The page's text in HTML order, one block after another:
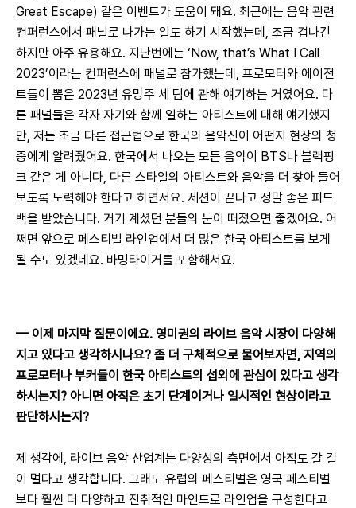
Great Escape) 같은 이벤트가 도움이 돼요. 최근에는 음악 관련
컨퍼런스에서 패널로 나가는 일도 하기 시작했는데, 조금 겁나긴
하지만 아주 유용해요. 지난번에는 ‘Now, that’s What I Call
2023’이라는 컨퍼런스에 패널로 참가했는데, 프로모터와 에이전
트들이 뽑은 2023년 유망주 세 팀에 관해 얘기하는 거였어요. 다
른 패널들은 각자 자기와 함께 일하는 아티스트에 대해 얘기했지
만, 저는 조금 다른 접근법으로 한국의 음악신이 어떤지 현장의 청
중에게 알려줬어요. 한국에서 나오는 모든 음악이 BTS나 블랙핑
크 같은 게 아니다, 다른 스타일의 아티스트와 음악을 더 찾아 들어
보도록 노력해야 한다고 하면서요. 세션이 끝나고 정말 좋은 피드
백을 받았습니다. 거기 계셨던 분들의 눈이 떠졌으면 좋겠어요. 어
쩌면 앞으로 페스티벌 라인업에서 더 많은 한국 아티스트를 보게
될 수도 있겠네요. 바밍타이거를 포함해서요.
— 이제 마지막 질문이에요. 영미권의 라이브 음악 시장이 다양해
지고 있다고 생각하시나요? 좀 더 구체적으로 물어보자면, 지역의
프로모터나 부커들이 한국 아티스트의 섭외에 관심이 있다고 생각
하시는지? 아니면 아직은 초기 단계이거나 일시적인 현상이라고
판단하시는지?
제 생각에, 라이브 음악 산업계는 다양성의 측면에서 아직도 갈 길
이 멀다고 생각합니다. 그래도 유럽의 페스티벌은 영국 페스티벌
보다 훨씬 더 다양하고 진취적인 마인드로 라인업을 구성한다고